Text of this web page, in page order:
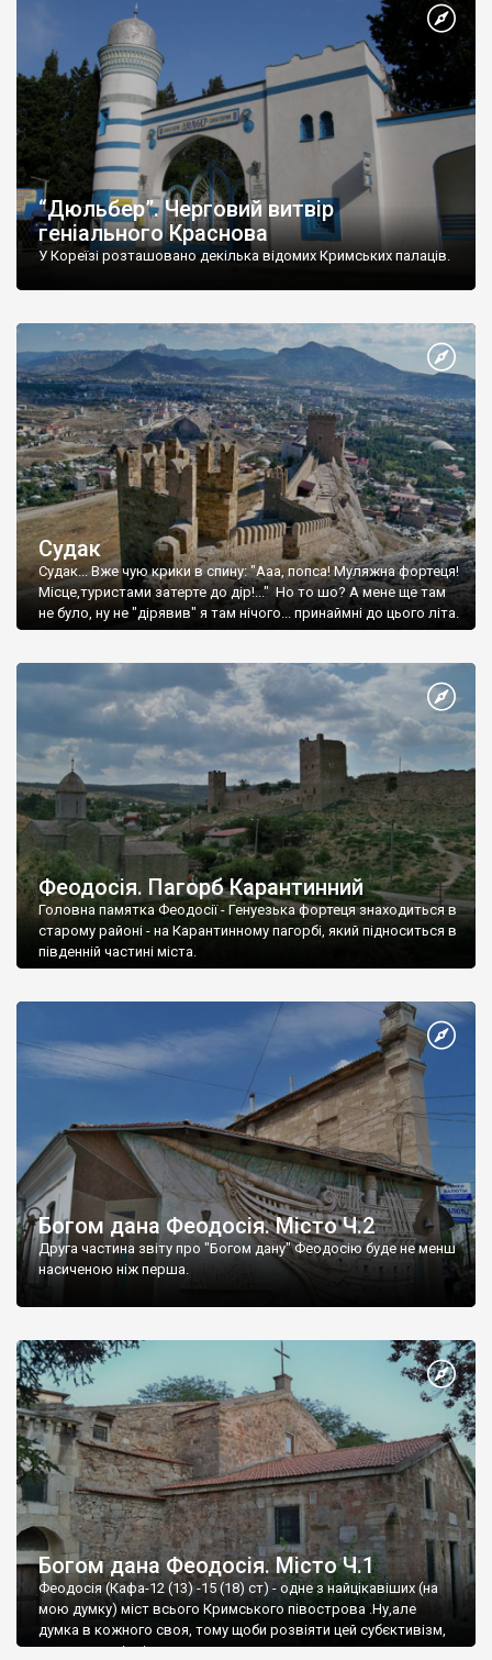
“Дюльбер”. Черговий витвір
геніального Краснова
У Кореїзі розташовано декілька відомих Кримських палаців.
Судак
Судак... Вже чую крики в спину: "Ааа, попса! Муляжна фортеця!
Місце,туристами затерте до дір!..." Но то шо? А мене ще там
не було, ну не "дірявив" я там нічого... принаймні до цього літа.
Феодосія. Пагорб Карантинний
Головна памятка Феодосії - Генуезька фортеця знаходиться в
старому районі - на Карантинному пагорбі, який підноситься в
південній частині міста.
Богом дана Феодосія. Місто Ч.2
Друга частина звіту про "Богом дану" Феодосію буде не менш
насиченою ніж перша.
Богом дана Феодосія. Місто Ч.1
Феодосія (Кафа-12 (13) -15 (18) ст) - одне з найцікавіших (на
мою думку) міст всього Кримського півострова .Ну,але
думка в кожного своя, тому щоби розвіяти цей субєктивізм,
запрошую відвідати це